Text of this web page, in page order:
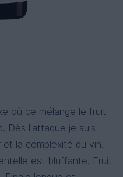
où ce mélange le fruit
Dès l'attaque je suis
la complexité du vin.
est bluffante. Fruit